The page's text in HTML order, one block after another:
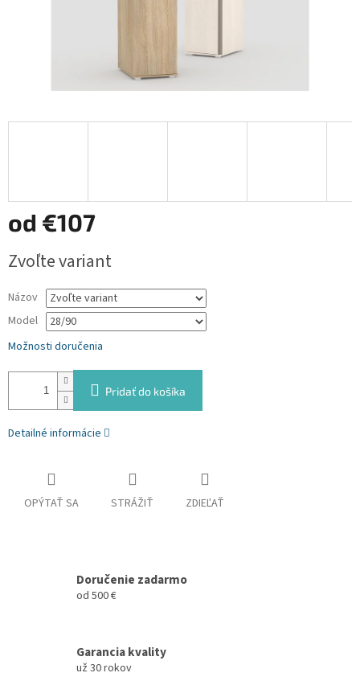
od €107
cena:
Zvoľte variant
Názov
Model
Možnosti doručenia
Pridať do košíka
Detailné informácie
OPÝTAŤ SA STRÁŽIŤ ZDIEĽAŤ
Doručenie zadarmo
od 500 €
Garancia kvality
už 30 rokov